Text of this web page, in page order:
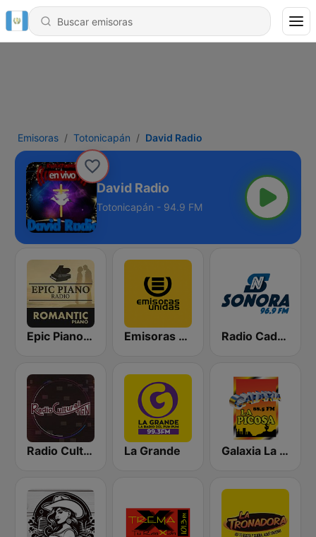
Emisoras Totonicapán David Radio
David Radio
Totonicapán - 94.9 FM
Epic Piano - ROMANTIC PIANO Emisoras Unidas Radio Cadena Sonora
Radio Cultural TGN La Grande Galaxia La Picosa